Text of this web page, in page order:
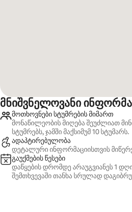
მნიშვნელოვანი
მოთხოვნები სტუმრების მიმართ
მონაწილეობის მიღება შეუძლიათ
სტუმრებს, ჯამში მაქსიმუმ 10 სტუმარს.
ადაპტირებულობა
დეტალური ინფორმაციისთვის
გაუქმების წესები
დაწყების დრომდე არაუგვიანეს 1
შემთხვევაში თანხა სრულად